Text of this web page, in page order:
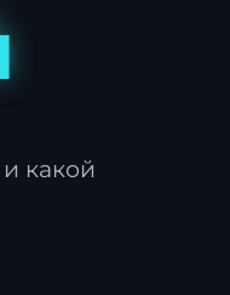
какой